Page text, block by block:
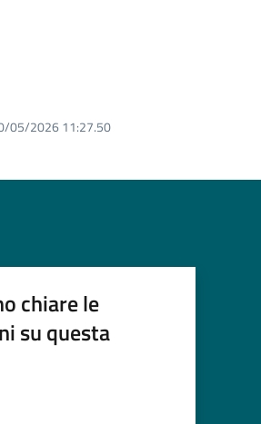
05/2026 11:27.50
chiare le
su questa